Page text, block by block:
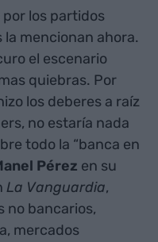
los partidos
mencionan ahora.
el escenario
quiebras. Por
los deberes a raíz
no estaría nada
todo la “banca en
Pérez en su
La Vanguardia,
no bancarios,
mercados